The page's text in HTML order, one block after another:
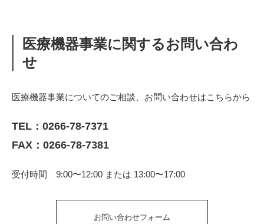
医療機器事業に関するお問い合わ
せ
医療機器事業についてのご相談、お問い合わせはこちらから
TEL： 0266-78-7371
FAX：0266-78-7381
受付時間 9:00〜12:00 または 13:00〜17:00
お問い合わせフォーム